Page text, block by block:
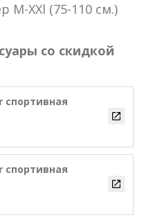
M-XXl (75-110 см.)
со скидкой
спортивная
спортивная